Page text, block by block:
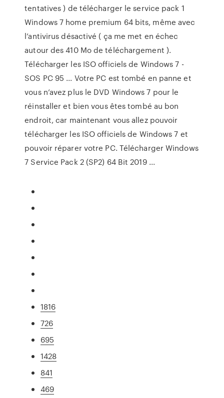
tentatives ) de télécharger le service pack 1
Windows 7 home premium 64 bits, même avec
l’antivirus désactivé ( ça me met en échec
autour des 410 Mo de téléchargement ).
Télécharger les ISO officiels de Windows 7 -
SOS PC 95 ... Votre PC est tombé en panne et
vous n’avez plus le DVD Windows 7 pour le
réinstaller et bien vous êtes tombé au bon
endroit, car maintenant vous allez pouvoir
télécharger les ISO officiels de Windows 7 et
pouvoir réparer votre PC. Télécharger Windows
7 Service Pack 2 (SP2) 64 Bit 2019 ...
1816
726
695
1428
841
469